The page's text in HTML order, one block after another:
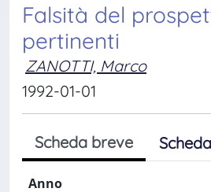
Falsità del
pertinenti
ZANOTTI, Marco
1992-01-01
Scheda breve
Anno